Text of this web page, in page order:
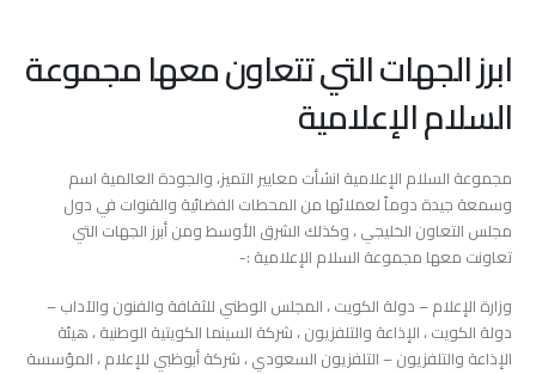
ابرز الجهات التي تتعاون معها مجموعة
السلام الإعلامية
مجموعة السلام الإعلامية انشأت معايير التميز، والجودة العالمية اسم
وسمعة جيدة دوماً لعملائها من المحطات الفضائية والقنوات في دول
مجلس التعاون الخليجي ، وكذلك الشرق الأوسط ومن أبرز الجهات التي
تعاونت معها مجموعة السلام الإعلامية :-
وزارة الإعلام – دولة الكويت ، المجلس الوطني للثقافة والفنون والآداب –
دولة الكويت ، الإذاعة والتلفزيون ، شركة السينما الكويتية الوطنية ، هيئة
الإذاعة والتلفزيون – التلفزيون السعودي ، شركة أبوظبي للإعلام ، المؤسسة